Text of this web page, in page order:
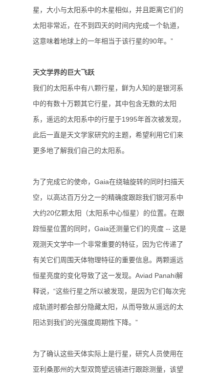
星，大小与太阳系中的木星相似，并且距离它们的
太阳非常近，在不到四天的时间内完成一个轨道，
这意味着地球上的一年相当于该行星的90年。”
天文学界的巨大飞跃
我们的太阳系中有八颗行星，鲜为人知的是银河系
中的有数十万颗其它行星，其中包含无数的太阳
系，遥远的太阳系中的行星于1995年首次被发现，
此后一直是天文学家研究的主题，希望利用它们来
更多地了解我们自己的太阳系。
为了完成它的使命，Gaia在绕轴旋转的同时扫描天
空，以高达百万分之一的精确度跟踪我们银河系中
大约20亿颗太阳（太阳系中心恒星）的位置。在跟
踪恒星位置的同时，Gaia还测量它们的亮度 -- 这是
观测天文学中一个非常重要的特征，因为它传递了
有关它们周围天体物理特征的重要信息。两颗遥远
恒星亮度的变化导致了这一发现。Aviad Panahi解
释说，“这些行星之所以被发现，是因为它们每次完
成轨道时都会部分隐藏太阳，从而导致从遥远的太
阳达到我们的光强度周期性下降。”
为了确认这些天体实际上是行星，研究人员使用在
亚利桑那州的大型双筒望远镜进行跟踪测量，该望